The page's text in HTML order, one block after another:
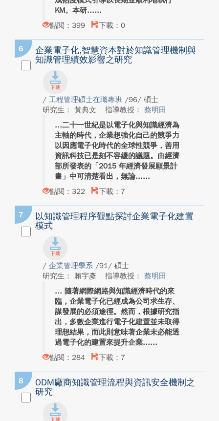
KM。本研...
點閱：399
下載：0
6
企業電子化,智慧資本對於知識管理機制與
知識管理績效影響之研究
/ 工程管理碩士在職專班 /96/ 碩士
研究生： 黃典文
指導教授： 蔡明田
二十一世紀是以電子化與知識經濟為
主軸的時代，企業想強化自己的競爭力
以因應電子化時代的全球性競爭，善用
資訊科技已是刻不容緩的議題。由經濟
部所發表的「2015 年經濟發展願景計
畫」中可清楚看出，無論...
點閱：322
下載：7
7
以知識管理程序觀點探討企業電子化建置
模式
/ 企業管理學系 /91/ 碩士
研究生： 賴宇彥
指導教授： 蔡明田
隨著網際網路與知識經濟時代的來
臨，企業電子化已經成為公司求生存、
謀發展的必須途徑。然而，根據研究指
出，多數企業進行電子化建置並未取得
理想結果，而此則意味著企業未必能透
過電子化的建置來提升企業...
點閱：284
下載：7
8
ODM廠商知識管理流程與資訊安全機制之
研究